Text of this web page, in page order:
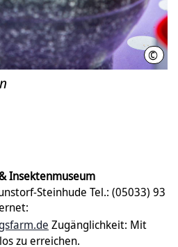
©
Insektenmuseum
Steinhude Tel.: (05033) 93
Zugänglichkeit: Mit
zu erreichen.